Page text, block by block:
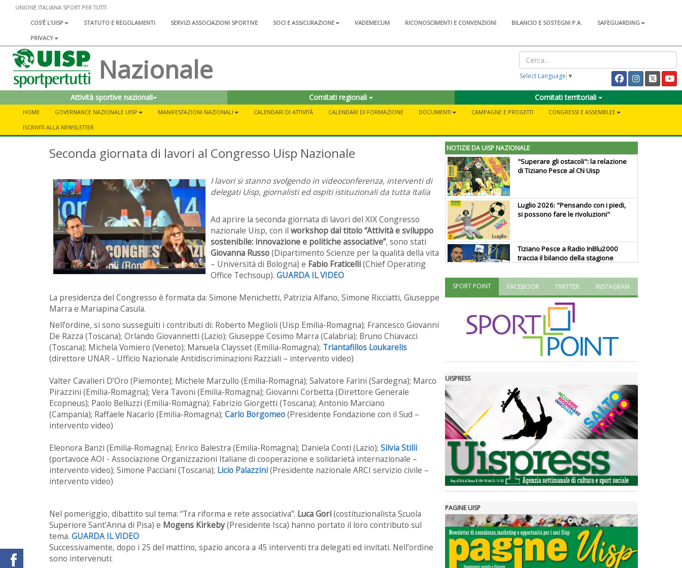
UNIONE ITALIANA SPORT PER TUTTI
COS'È L'UISP
STATUTO E REGOLAMENTI SERVIZI ASSOCIAZIONI SPORTIVE SOCI E ASSICURAZIONE VADEMECUM RICONOSCIMENTI E CONVENZIONI BILANCIO E SOSTEGNI P.A.
SAFEGUARDING
PRIVACY
Nazionale Select Language ▼
Attività sportive nazionali Comitati regionali Comitati territoriali
HOME GOVERNANCE NAZIONALE UISP MANIFESTAZIONI NAZIONALI CALENDARI DI ATTIVITÀ CALENDARI DI FORMAZIONE DOCUMENTI CAMPAGNE E PROGETTI
CONGRESSI E ASSEMBLEE
ISCRIVITI ALLA NEWSLETTER
Seconda giornata di lavori al Congresso Uisp Nazionale
I lavori si stanno svolgendo in videoconferenza, interventi di
delegati Uisp, giornalisti ed ospiti istituzionali da tutta Italia
Ad aprire la seconda giornata di lavori del XIX Congresso
nazionale Uisp, con il workshop dal titolo “Attività e sviluppo
sostenibile: innovazione e politiche associative”, sono stati
Giovanna Russo(Dipartimento Scienze per la qualità della vita
– Università di Bologna) e Fabio Fraticelli(Chief Operating
Office Techsoup). GUARDA IL VIDEO
La presidenza del Congresso è formata da: Simone Menichetti, Patrizia Alfano, Simone Ricciatti, Giuseppe
Marra e Mariapina Casula.
Nell’ordine, si sono susseguiti i contributi di: Roberto Meglioli (Uisp Emilia-Romagna); Francesco Giovanni
De Razza (Toscana); Orlando Giovannetti (Lazio); Giuseppe Cosimo Marra (Calabria); Bruno Chiavacci
(Toscana); Michela Vomiero (Veneto); Manuela Claysset (Emilia-Romagna); Triantafillos Loukarelis
(direttore UNAR - Ufficio Nazionale Antidiscriminazioni Razziali – intervento video)
Valter Cavalieri D’Oro (Piemonte); Michele Marzullo (Emilia-Romagna); Salvatore Farini (Sardegna); Marco
Pirazzini (Emilia-Romagna); Vera Tavoni (Emilia-Romagna); Giovanni Corbetta (Direttore Generale
Ecopneus); Paolo Belluzzi (Emilia-Romagna); Fabrizio Giorgetti (Toscana); Antonio Marciano
(Campania); Raffaele Nacarlo (Emilia-Romagna); Carlo Borgomeo(Presidente Fondazione con il Sud –
intervento video)
Eleonora Banzi (Emilia-Romagna); Enrico Balestra (Emilia-Romagna); Daniela Conti (Lazio); Silvia Stilli
(portavoce AOI - Associazione Organizzazioni Italiane di cooperazione e solidarietà internazionale –
intervento video); Simone Pacciani (Toscana); Licio Palazzini(Presidente nazionale ARCI servizio civile –
intervento video)
Nel pomeriggio, dibattito sul tema: “Tra riforma e rete associativa”. Luca Gori(costituzionalista Scuola
Superiore Sant’Anna di Pisa) e Mogens Kirkeby(Presidente Isca) hanno portato il loro contributo sul
tema. GUARDA IL VIDEO
Successivamente, dopo i 25 del mattino, spazio ancora a 45 interventi tra delegati ed invitati. Nell’ordine
sono intervenuti:
NOTIZIE DA UISP NAZIONALE
"Superare gli ostacoli": la relazione
di Tiziano Pesce al CN Uisp
Luglio 2026: "Pensando con i piedi,
si possono fare le rivoluzioni"
Tiziano Pesce a Radio InBlu2000
traccia il bilancio della stagione
valorizzi le nostre specificità"
La formazione Uisp rallenta ma
prosegue anche in estate
Fondazione Terzjus: prima riunione
a Roma
SPORT POINT FACEBOOK TWITTER INSTAGRAM
UISPRESS
PAGINE UISP